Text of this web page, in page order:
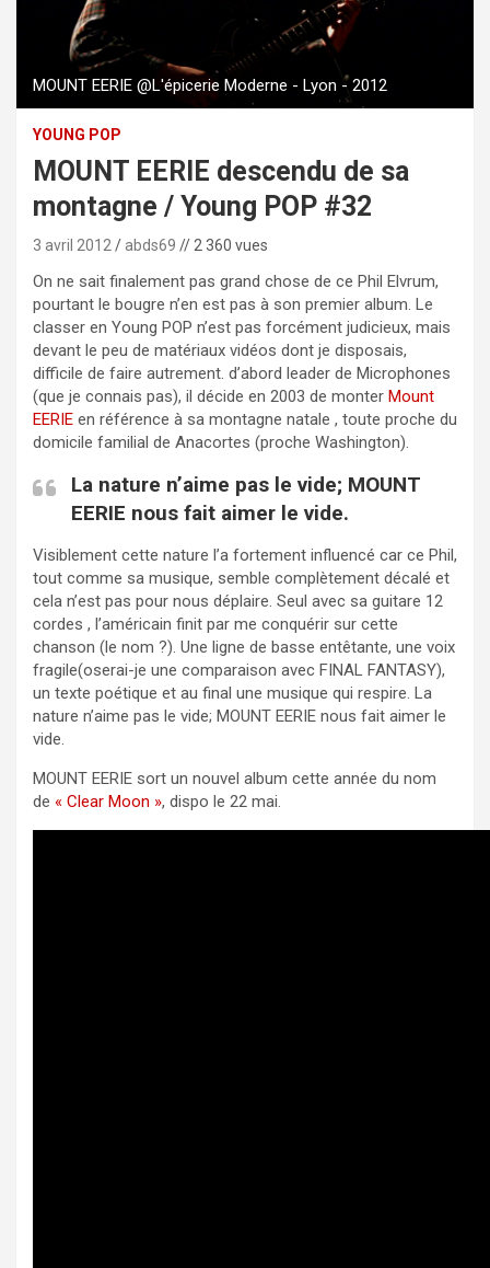
MOUNT EERIE @L'épicerie Moderne - Lyon - 2012
YOUNG POP
MOUNT EERIE descendu de sa
montagne / Young POP #32
3 avril 2012 abds69 // 2 360 vues
On ne sait finalement pas grand chose de ce Phil Elvrum,
pourtant le bougre n’en est pas à son premier album. Le
classer en Young POP n’est pas forcément judicieux, mais
devant le peu de matériaux vidéos dont je disposais,
difficile de faire autrement. d’abord leader de Microphones
(que je connais pas), il décide en 2003 de monter Mount
EERIE en référence à sa montagne natale , toute proche du
domicile familial de Anacortes (proche Washington).
La nature n’aime pas le vide; MOUNT
EERIE nous fait aimer le vide.
Visiblement cette nature l’a fortement influencé car ce Phil,
tout comme sa musique, semble complètement décalé et
cela n’est pas pour nous déplaire. Seul avec sa guitare 12
cordes , l’américain finit par me conquérir sur cette
chanson (le nom ?). Une ligne de basse entêtante, une voix
fragile(oserai-je une comparaison avec FINAL FANTASY),
un texte poétique et au final une musique qui respire. La
nature n’aime pas le vide; MOUNT EERIE nous fait aimer le
vide.
MOUNT EERIE sort un nouvel album cette année du nom
de « Clear Moon », dispo le 22 mai.